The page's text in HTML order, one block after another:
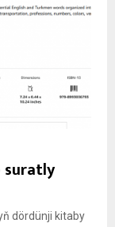
suratly
dördünji kitaby